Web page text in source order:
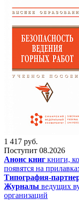
1 417 руб.
Поступит 08.2026
Анонс книг книги,
появятся на
Типография-
Журналы ведущих
организаций